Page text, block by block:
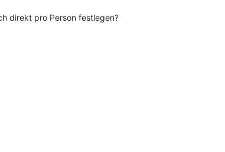
direkt pro Person festlegen?